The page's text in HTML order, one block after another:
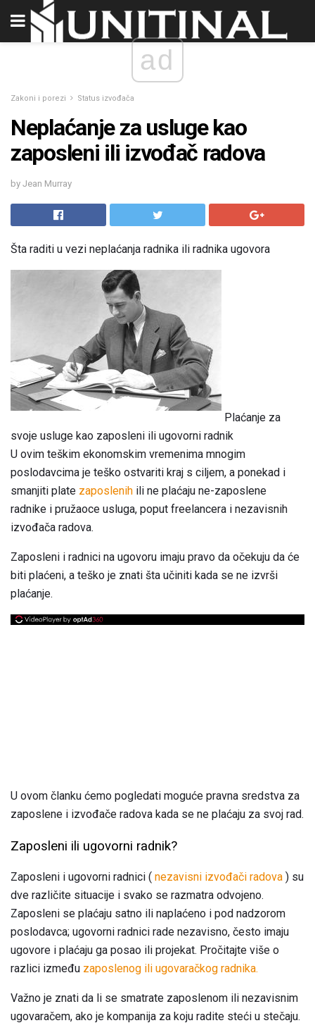
ad
Zakoni i porezi Status izvođača
Neplaćanje za usluge kao
zaposleni ili izvođač radova
by Jean Murray
Šta raditi u vezi neplaćanja radnika ili radnika ugovora
Plaćanje za
svoje usluge kao zaposleni ili ugovorni radnik
U ovim teškim ekonomskim vremenima mnogim
poslodavcima je teško ostvariti kraj s ciljem, a ponekad i
smanjiti plate zaposlenih ili ne plaćaju ne-zaposlene
radnike i pružaoce usluga, poput freelancera i nezavisnih
izvođača radova.
Zaposleni i radnici na ugovoru imaju pravo da očekuju da će
biti plaćeni, a teško je znati šta učiniti kada se ne izvrši
plaćanje.
U ovom članku ćemo pogledati moguće pravna sredstva za
zaposlene i izvođače radova kada se ne plaćaju za svoj rad.
Zaposleni ili ugovorni radnik?
Zaposleni i ugovorni radnici ( nezavisni izvođači radova ) su
dve različite situacije i svako se razmatra odvojeno.
Zaposleni se plaćaju satno ili naplaćeno i pod nadzorom
poslodavca; ugovorni radnici rade nezavisno, često imaju
ugovore i plaćaju ga posao ili projekat. Pročitajte više o
razlici između zaposlenog ili ugovaračkog radnika.
Važno je znati da li se smatrate zaposlenom ili nezavisnim
ugovaračem, ako je kompanija za koju radite steći u stečaju.